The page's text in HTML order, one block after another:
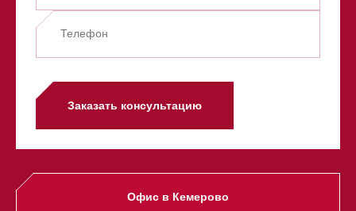
Заказать консультацию
Офис в Кемерово